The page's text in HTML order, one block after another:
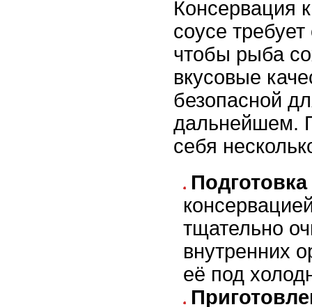
Консервация
соусе
чтобы рыба
вкусовые
безопасной
дальнейшем.
себя
тщательно
внутренних
её под